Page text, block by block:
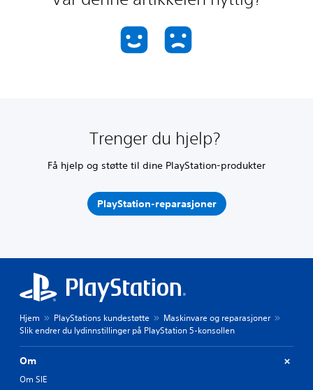
Trenger du hjelp?
Få hjelp og støtte til dine PlayStation-produkter
PlayStation-reparasjoner
Hjem PlayStations kundestøtte
Maskinvare og reparasjoner
Slik endrer du lydinnstillinger på PlayStation 5-konsollen
Om
Om SIE